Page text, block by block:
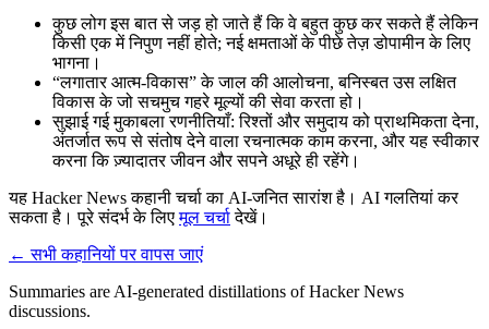
कुछ लोग इस बात से जड़ हो जाते हैं कि वे बहुत कुछ कर सकते हैं लेकिन
किसी एक में निपुण नहीं होते; नई क्षमताओं के पीछे तेज़ डोपामीन के लिए
भागना।
“लगातार आत्म-विकास” के जाल की आलोचना, बनिस्बत उस लक्षित
विकास के जो सचमुच गहरे मूल्यों की सेवा करता हो।
सुझाई गई मुकाबला रणनीतियाँ: रिश्तों और समुदाय को प्राथमिकता देना,
अंतर्जात रूप से संतोष देने वाला रचनात्मक काम करना, और यह स्वीकार
करना कि ज़्यादातर जीवन और सपने अधूरे ही रहेंगे।
यह Hacker News कहानी चर्चा का AI-जनित सारांश है। AI गलतियां कर
सकता है। पूरे संदर्भ के लिएमूल चर्चादेखें।
← सभी कहानियों पर वापस जाएं
Summaries are AI-generated distillations of Hacker News
discussions.